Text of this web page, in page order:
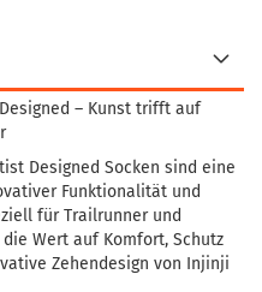
– Kunst trifft auf
Designed Socken sind eine
Funktionalität und
für Trailrunner und
Wert auf Komfort, Schutz
Zehendesign von Injinji